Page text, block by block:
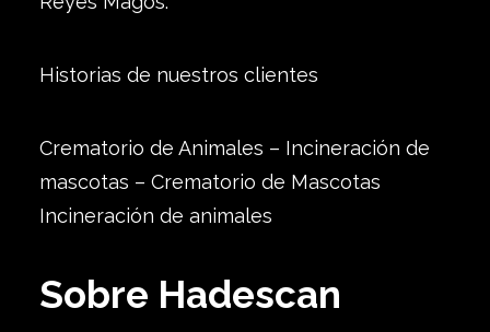
Historias de nuestros clientes
Crematorio de Animales – Incineración de
mascotas – Crematorio de Mascotas
Incineración de animales
Sobre Hadescan